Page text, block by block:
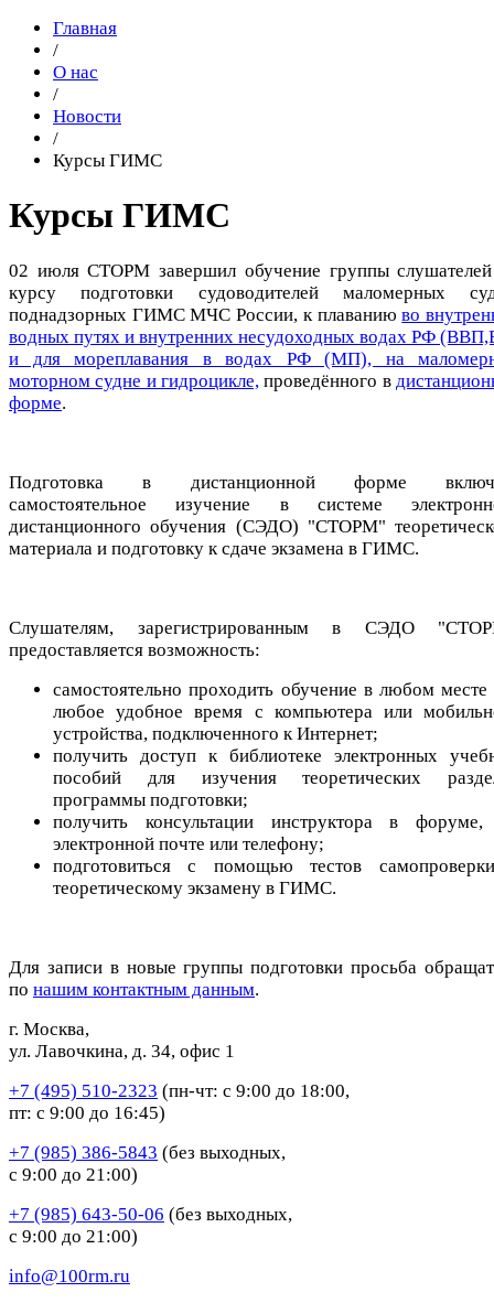
Главная
/
О нас
/
Новости
/
Курсы ГИМС
Курсы ГИМС
02 июля СТОРМ завершил обучение группы
курсу подготовки судоводителей маломерных
поднадзорных ГИМС МЧС России, к плаваниюво
водных путях и внутренних несудоходных водах РФ
и для мореплавания в водах РФ (МП), на
моторном судне и гидроцикле, проведённого в
форме.
Подготовка в дистанционной форме
самостоятельное изучение в системе
дистанционного обучения (СЭДО) "СТОРМ"
материала и подготовку к сдаче экзамена в ГИМС.
Слушателям, зарегистрированным в СЭДО
предоставляется возможность:
самостоятельно проходить обучение в любом
любое удобное время с компьютера или
устройства, подключенного к Интернет;
получить доступ к библиотеке электронных
пособий для изучения теоретических
программы подготовки;
получить консультации инструктора в
электронной почте или телефону;
подготовиться с помощью тестов
теоретическому экзамену в ГИМС.
Для записи в новые группы подготовки просьба
по нашим контактным данным.
г. Москва,
ул. Лавочкина, д. 34, офис 1
+7 (495) 510-2323 (пн-чт: с 9:00 до 18:00,
пт: с 9:00 до 16:45)
+7 (985) 386-5843 (без выходных,
с 9:00 до 21:00)
+7 (985) 643-50-06 (без выходных,
с 9:00 до 21:00)
info@100rm.ru